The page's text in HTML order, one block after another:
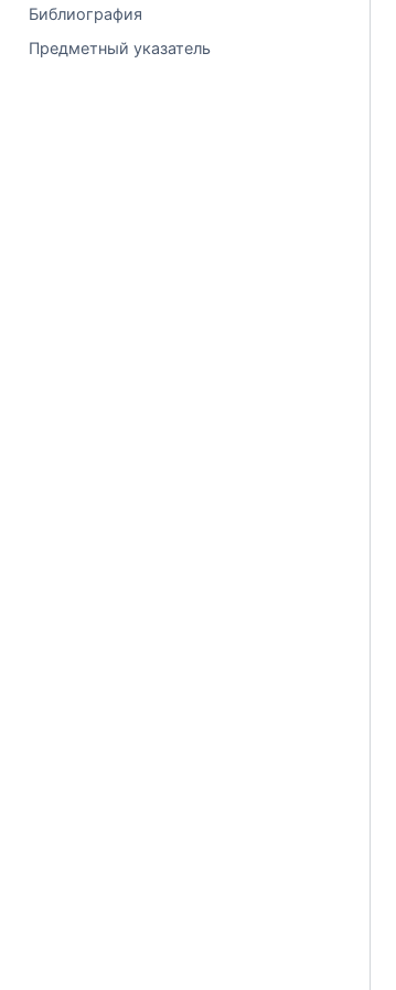
Библиография
Предметный указатель